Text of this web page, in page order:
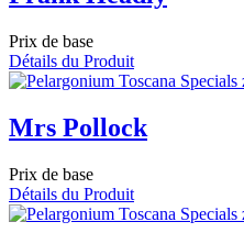
Prix de base
Détails du Produit
Mrs Pollock
Prix de base
Détails du Produit